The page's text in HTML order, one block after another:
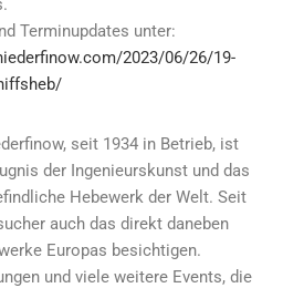
Terminupdates unter:
2023/06/26/19-
seit 1934 in Betrieb, ist
der Ingenieurskunst und das
Hebewerk der Welt. Seit
auch das direkt daneben
Europas besichtigen.
und viele weitere Events, die